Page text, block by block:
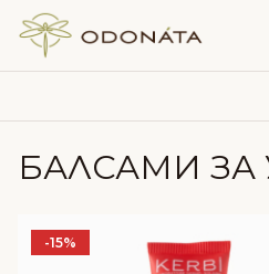
Skip to content
БАЛСАМИ ЗА
-15%